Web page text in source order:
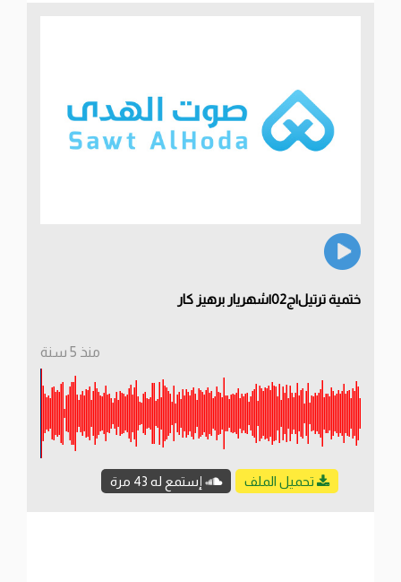
ختمية ترتيل|ج02|شهريار برهيز كار
منذ 5 سنة
تحميل الملف إستمع له 43 مرة